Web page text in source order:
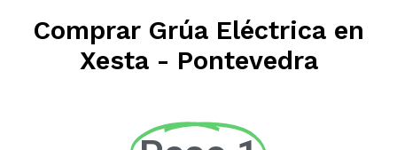
Comprar Grúa Eléctrica en
Xesta - Pontevedra